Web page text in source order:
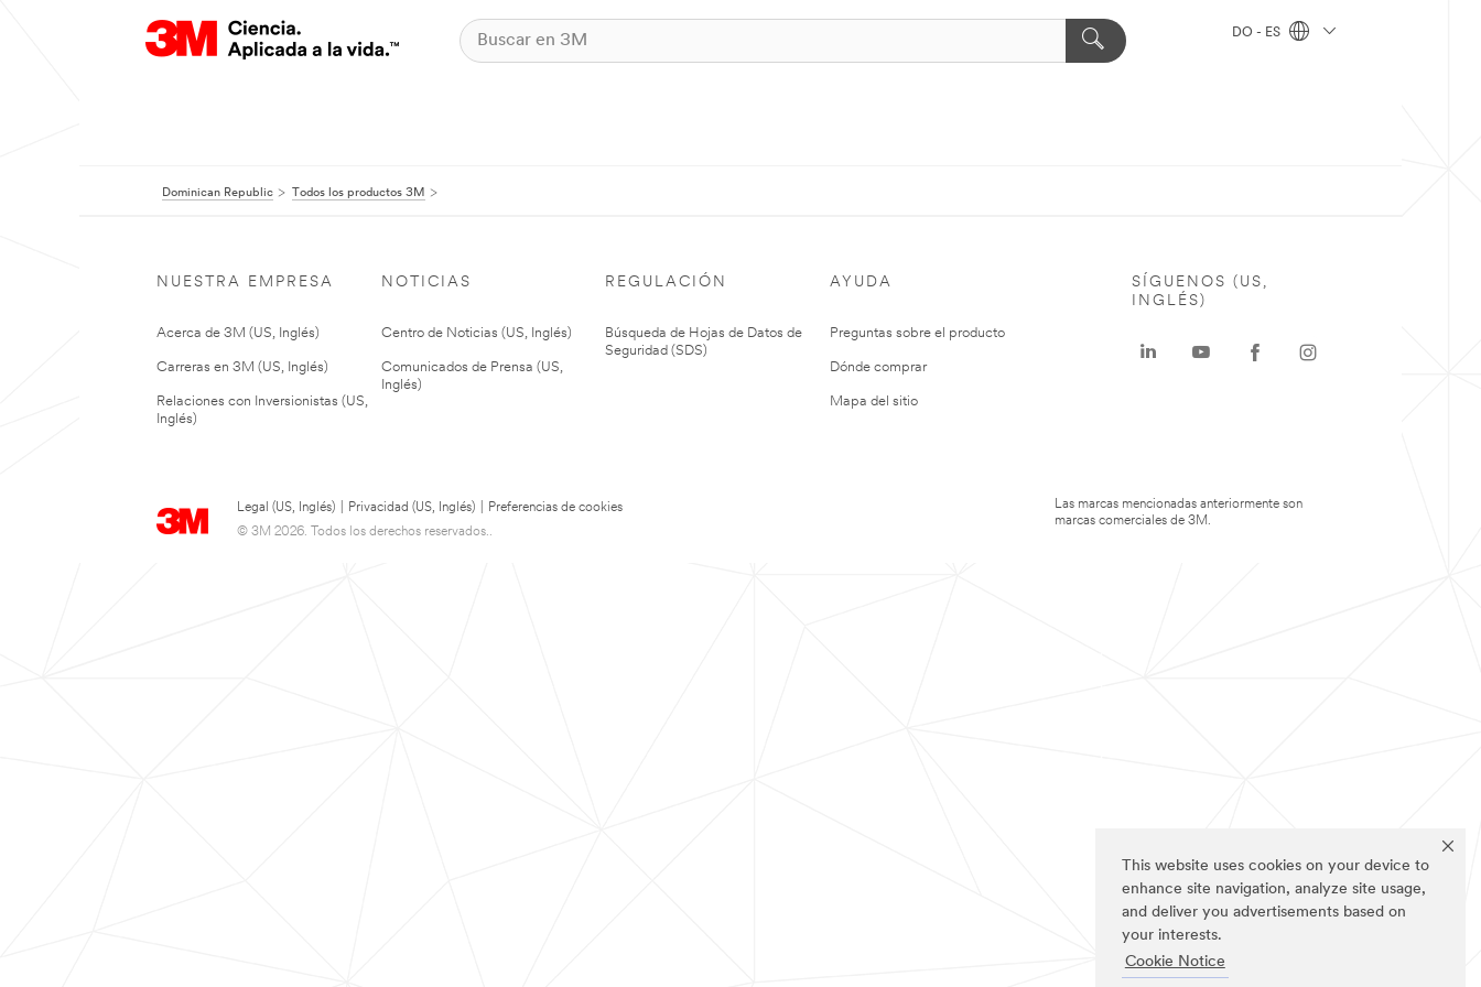
This website uses cookies on your device to
enhance site navigation, analyze site usage,
and deliver you advertisements based on
your interests.
Cookie Notice
DO - ES
Dominican Republic Todos los productos 3M
NUESTRA EMPRESA
Acerca de 3M (US, Inglés)
Carreras en 3M (US, Inglés)
Relaciones con Inversionistas (US,
Inglés)
NOTICIAS
Centro de Noticias (US, Inglés)
Comunicados de Prensa (US,
Inglés)
REGULACIÓN
Búsqueda de Hojas de Datos de
Seguridad (SDS)
AYUDA
Preguntas sobre el producto
Dónde comprar
Mapa del sitio
Legal (US, Inglés) Privacidad (US, Inglés)
Preferencias de cookies
© 3M 2026. Todos los derechos reservados..
SÍGUENOS (US,
INGLÉS)
Las marcas mencionadas anteriormente son
marcas comerciales de 3M.